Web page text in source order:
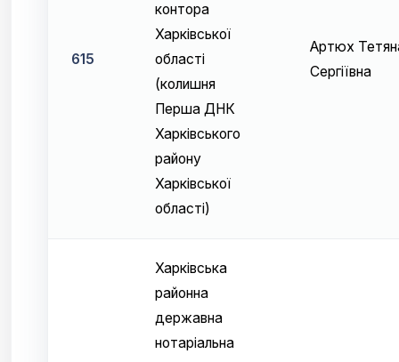
615
контора
Харківської
області
(колишня
Перша ДНК
Харківського
району
Харківської
області)
Артюх
Сергіївна
Харківська
районна
державна
нотаріальна